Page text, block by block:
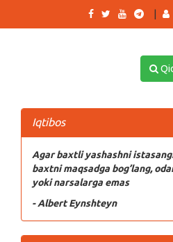
Iqtibos
Agar baxtli yashashni
baxtni maqsadga bog’lang,
yoki narsalarga emas
- Albert Eynshteyn